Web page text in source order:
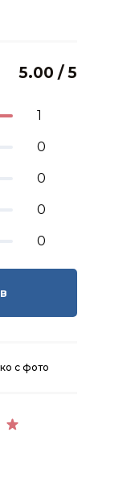
5.00 / 5
1
0
0
0
0
с фото